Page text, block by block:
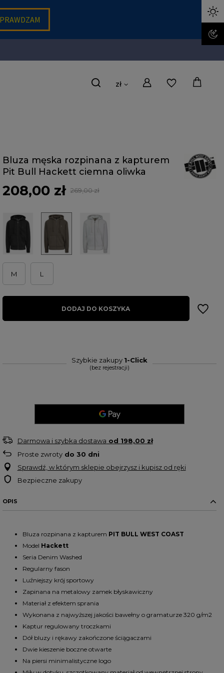
zł
Bluza męska rozpinana z kapturem
Pit Bull Hackett ciemna oliwka
208,00 zł 269,00 zł
M L
DODAJ DO KOSZYKA
Szybkie zakupy 1-Click
(bez rejestracji)
Darmowa i szybka dostawa od 198,00 zł
Proste zwrotydo 30 dni
Sprawdź, w którym sklepie obejrzysz i kupisz od ręki
Bezpieczne zakupy
OPIS
Bluza rozpinana z kapturem PIT BULL WEST COAST
Model Hackett
Seria Denim Washed
Regularny fason
Luźniejszy krój sportowy
Zapinana na metalowy zamek błyskawiczny
Materiał z efektem sprania
Wykonana z najwyższej jakości bawełny o gramaturze 320 g/m2
Kaptur regulowany troczkami
Dół bluzy i rękawy zakończone ściągaczami
Dwie kieszenie boczne otwarte
Na piersi minimalistyczne logo